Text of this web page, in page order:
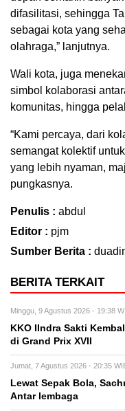
difasilitasi, sehingga
sebagai kota yang
olahraga,” lanjutnya.
Wali kota, juga
simbol kolaborasi
komunitas, hingga
“Kami percaya, dari
semangat kolektif
yang lebih nyaman,
pungkasnya.
Penulis : abdul
Editor : pjm
Sumber Berita :
BERITA TERKAIT
Minggu, 9 Agustus 2026 - 19:38
KKO IIndra Sakti
di Grand Prix XVII
Jumat, 7 Agustus 2026 - 20:35
Lewat Sepak Bola,
Antar lembaga